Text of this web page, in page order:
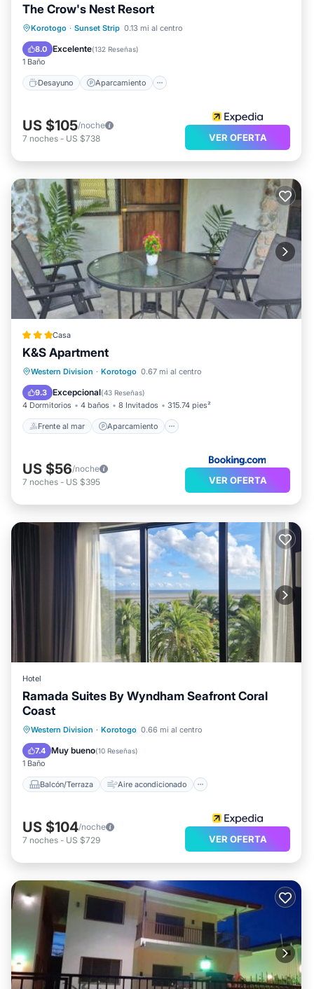
The Crow's Nest Resort
Korotogo · Sunset Strip 0.13 mi al centro
8.0 Excelente(132 Reseñas)
1 Baño
Desayuno Aparcamiento
Desayuno Aparcamiento
Spa
US $105/noche
7 noches - US $738 VER OFERTA
Casa
K&S Apartment
Western Division · Korotogo 0.67 mi al centro
9.3 Excepcional(43 Reseñas)
4 Dormitorios 4 baños 8 Invitados 315.74 pies²
Frente al mar Aparcamiento
Frente al mar
Aparcamiento
Vista al mar
US $56/noche
7 noches - US $395 VER OFERTA
Hotel
Ramada Suites By Wyndham Seafront Coral
Coast
Western Division · Korotogo 0.66 mi al centro
7.4 Muy bueno(10 Reseñas)
1 Baño
Balcón/Terraza Aire acondicionado
Balcón/Terraza
Aire acondicionado
Apto para niños
US $104/noche
7 noches - US $729 VER OFERTA